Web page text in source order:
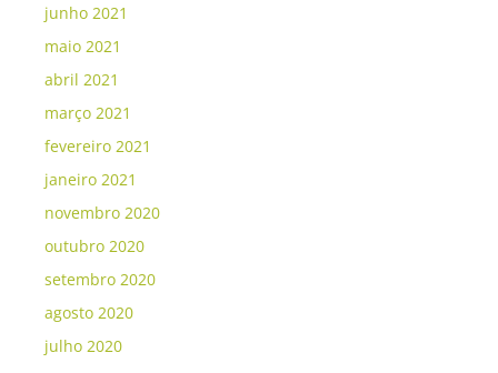
junho 2021
maio 2021
abril 2021
março 2021
fevereiro 2021
janeiro 2021
novembro 2020
outubro 2020
setembro 2020
agosto 2020
julho 2020